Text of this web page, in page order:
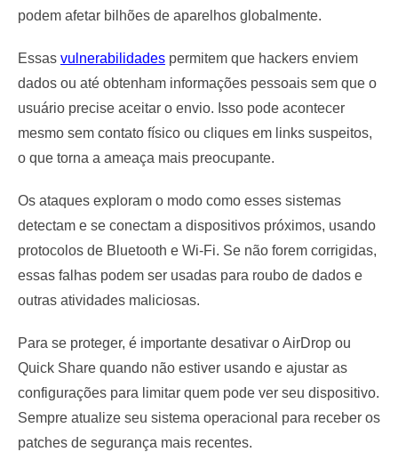
podem afetar bilhões de aparelhos globalmente.
Essas vulnerabilidades permitem que hackers enviem
dados ou até obtenham informações pessoais sem que o
usuário precise aceitar o envio. Isso pode acontecer
mesmo sem contato físico ou cliques em links suspeitos,
o que torna a ameaça mais preocupante.
Os ataques exploram o modo como esses sistemas
detectam e se conectam a dispositivos próximos, usando
protocolos de Bluetooth e Wi-Fi. Se não forem corrigidas,
essas falhas podem ser usadas para roubo de dados e
outras atividades maliciosas.
Para se proteger, é importante desativar o AirDrop ou
Quick Share quando não estiver usando e ajustar as
configurações para limitar quem pode ver seu dispositivo.
Sempre atualize seu sistema operacional para receber os
patches de segurança mais recentes.